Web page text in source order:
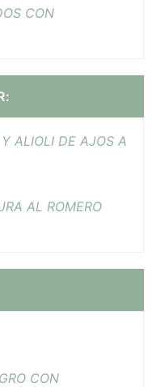
CON
ALIOLI DE AJOS A
AL ROMERO
CON